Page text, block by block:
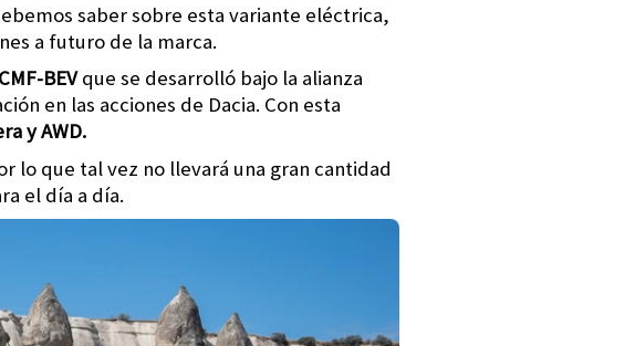
saber sobre esta variante eléctrica,
a futuro de la marca.
BEVque se desarrolló bajo la alianza
en las acciones de Dacia. Con esta
y AWD.
lo que tal vez no llevará una gran cantidad
el día a día.